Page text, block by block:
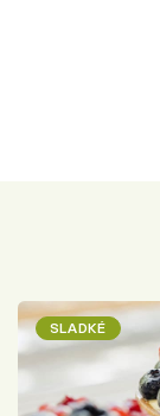
SLADKÉ